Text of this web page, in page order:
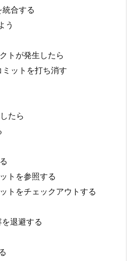
合する
う
トが発生したら
ットを打ち消す
たら
トを参照する
トをチェックアウトする
退避する